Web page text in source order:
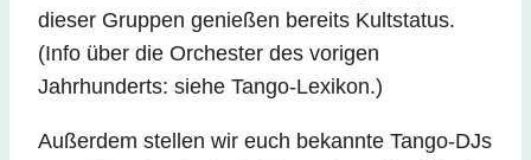
dieser Gruppen genießen bereits Kultstatus.
(Info über die Orchester des vorigen
Jahrhunderts: siehe Tango-Lexikon.)
Außerdem stellen wir euch bekannte Tango-DJs